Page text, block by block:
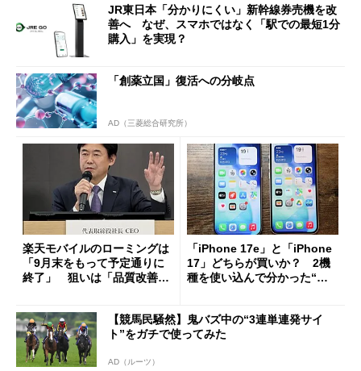
JR東日本「分かりにくい」新幹線券売機を改
善へ なぜ、スマホではなく「駅での最短1分
購入」を実現？
「創薬立国」復活への分岐点
AD（三菱総合研究所）
楽天モバイルのローミングは
「9月末をもって予定通りに
終了」 狙いは「品質改善」
も
「iPhone 17e」と「iPhone
17」どちらが買いか？ 2機
種を使い込んで分かった“ス
【競馬民騒然】鬼バズ中の“3連単連発サイ
ト”をガチで使ってみた
AD（ルーツ）